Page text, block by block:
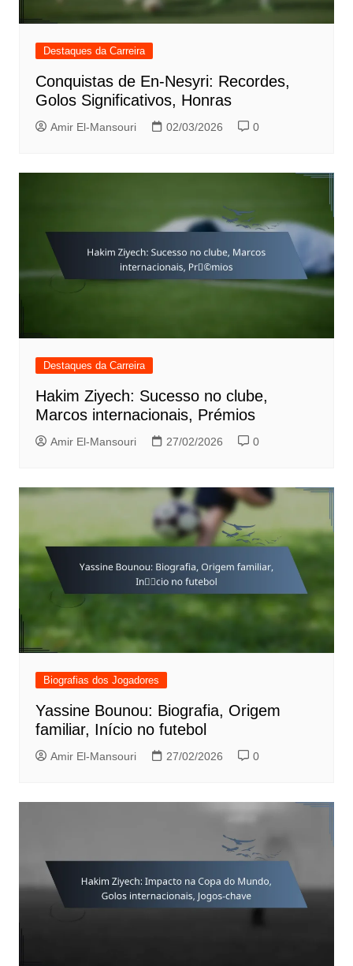
Destaques da Carreira
Conquistas de En-Nesyri: Recordes,
Golos Significativos, Honras
Amir El-Mansouri 02/03/2026 0
Destaques da Carreira
Hakim Ziyech: Sucesso no clube,
Marcos internacionais, Prémios
Amir El-Mansouri 27/02/2026 0
Biografias dos Jogadores
Yassine Bounou: Biografia, Origem
familiar, Início no futebol
Amir El-Mansouri 27/02/2026 0